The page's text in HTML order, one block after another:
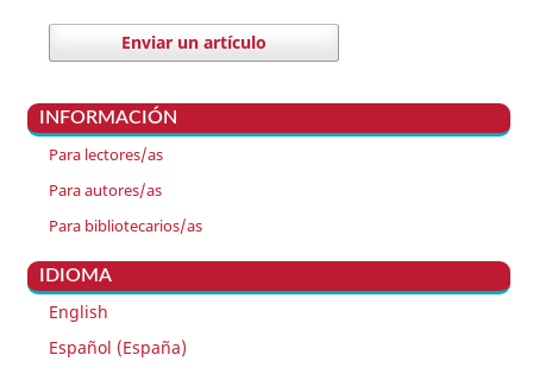
Enviar un artículo
INFORMACIÓN
Para lectores/as
Para autores/as
Para bibliotecarios/as
IDIOMA
English
Español (España)